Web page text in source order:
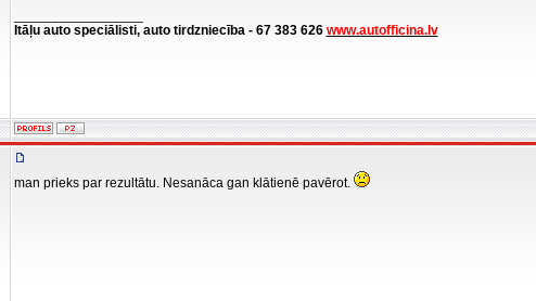
Itāļu auto speciālisti, auto tirdzniecība - 67 383 626 www.autofficina.lv
man prieks par rezultātu. Nesanāca gan klātienē pavērot.